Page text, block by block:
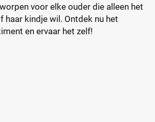
voor elke ouder die alleen het
haar kindje wil. Ontdek nu het
en ervaar het zelf!